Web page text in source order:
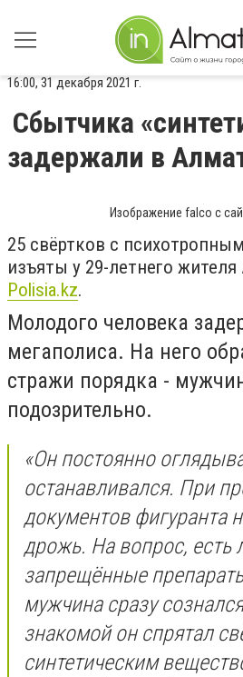
16:00, 31 декабря 2021 г.
Сбытчика
задержали в
Изображение falco с
25 свёртков с
изъяты у 29-летнего
Polisia.kz.
Молодого человека
мегаполиса. На него
стражи порядка -
подозрительно.
«Он постоянно
останавливался. При
документов фигуранта
дрожь. На вопрос, есть
запрещённые
мужчина сразу
знакомой он спрятал
синтетическим